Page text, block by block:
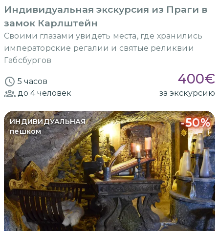
Индивидуальная экскурсия из Праги в
замок Карлштейн
Своими глазами увидеть места, где хранились
императорские регалии и святые реликвии
Габсбургов
5 часов 400€
до 4человек за экскурсию
ИНДИВИДУАЛЬНАЯ
пешком
-50%